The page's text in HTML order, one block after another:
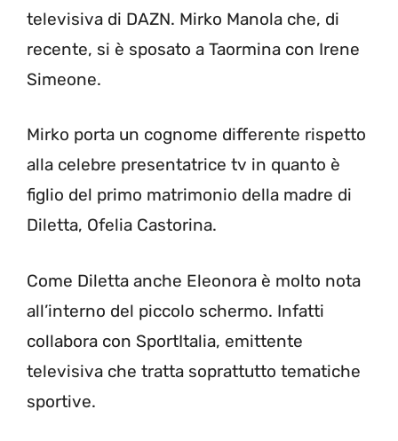
televisiva di DAZN. Mirko Manola che, di
recente, si è sposato a Taormina con Irene
Simeone.
Mirko porta un cognome differente rispetto
alla celebre presentatrice tv in quanto è
figlio del primo matrimonio della madre di
Diletta, Ofelia Castorina.
Come Diletta anche Eleonora è molto nota
all’interno del piccolo schermo. Infatti
collabora con SportItalia, emittente
televisiva che tratta soprattutto tematiche
sportive.